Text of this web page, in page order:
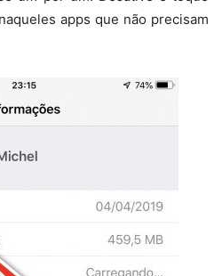
apps que não precisam